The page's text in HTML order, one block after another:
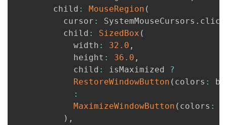
        child
: MouseRegion (
          cursor
: SystemMouseCursors . click
          child
: SizedBox (
            width
: 32.0 ,
            height
: 36.0 ,
            child
: isMaximized
?
RestoreWindowButton ( colors :
:
MaximizeWindowButton ( colors :
) ,